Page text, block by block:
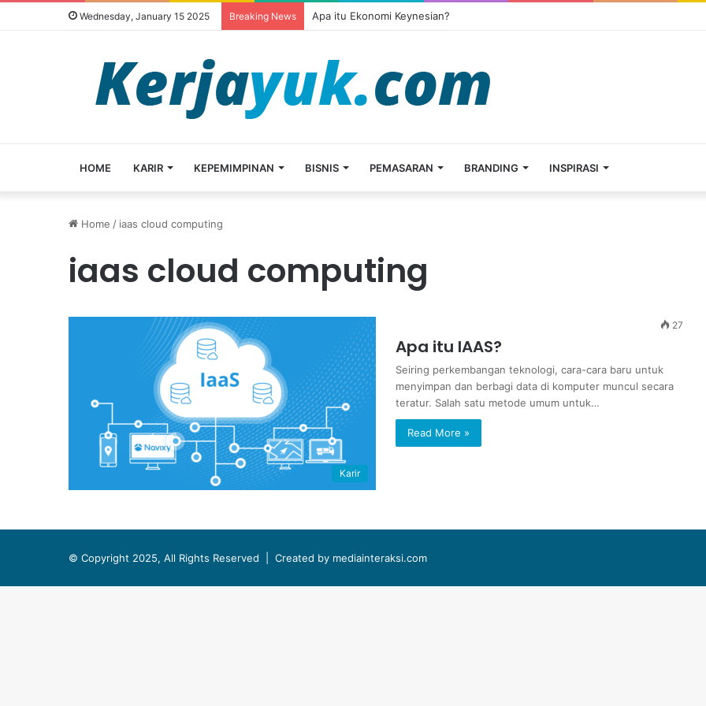
Wednesday, January 15 2025 Breaking News Apa itu Ekonomi Keynesian?
HOME KARIR KEPEMIMPINAN BISNIS PEMASARAN BRANDING INSPIRASI
Home / iaas cloud computing
iaas cloud computing
Karir
27
Apa itu IAAS?
Seiring perkembangan teknologi, cara-cara baru untuk
menyimpan dan berbagi data di komputer muncul secara
teratur. Salah satu metode umum untuk…
Read More »
© Copyright 2025, All Rights Reserved | Created by mediainteraksi.com